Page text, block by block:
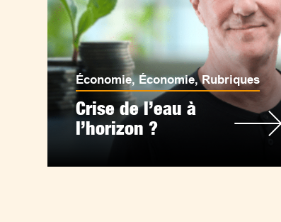
Économie,Économie,Rubriques
Crise de l’eau à
l’horizon ?